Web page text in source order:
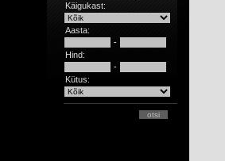
Käigukast:
Aasta:
-
Hind:
-
Kütus: